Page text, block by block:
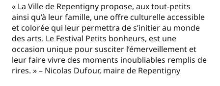
« La Ville de Repentigny propose, aux tout-petits
ainsi qu’à leur famille, une offre culturelle accessible
et colorée qui leur permettra de s’initier au monde
des arts. Le Festival Petits bonheurs, est une
occasion unique pour susciter l’émerveillement et
leur faire vivre des moments inoubliables remplis de
rires. » – Nicolas Dufour, maire de Repentigny